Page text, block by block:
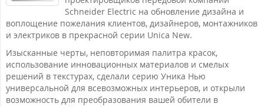
Schneider Electric на обновление дизайна и
воплощение пожелания клиентов, дизайнеров, монтажников
и электриков в прекрасной серии Unica New.
Изысканные черты, неповторимая палитра красок,
использование инновационных материалов и смелых
решений в текстурах, сделали серию Уника Нью
универсальной для всевозможных интерьеров, и открыли
возможность для преобразования вашей обители в